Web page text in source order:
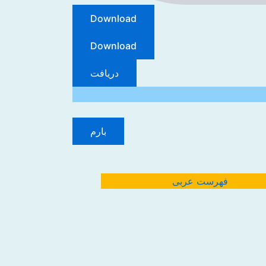
Download
Download
دریافت
بارم
فهرست عربی